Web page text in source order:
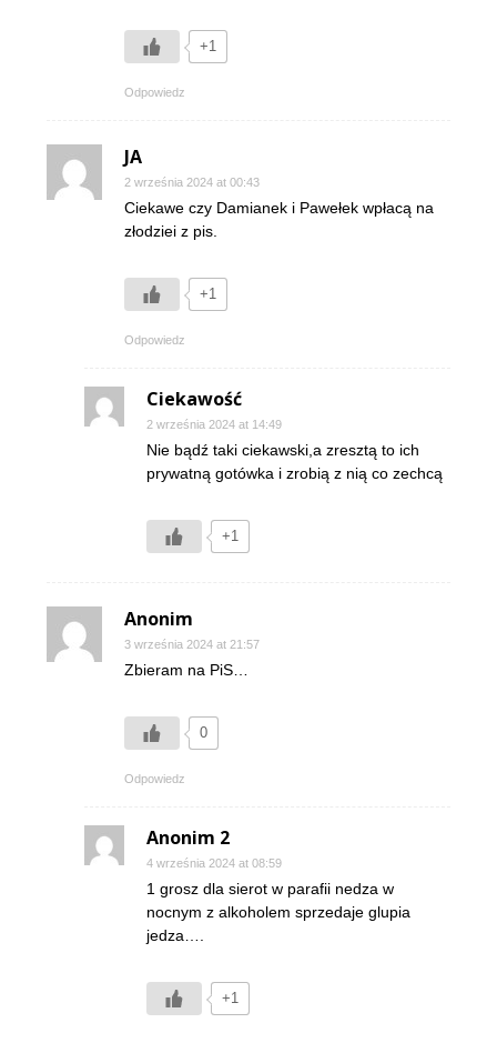
+1
Odpowiedz
JA
2 września 2024 at 00:43
Ciekawe czy Damianek i Pawełek wpłacą na
złodziei z pis.
+1
Odpowiedz
Ciekawość
2 września 2024 at 14:49
Nie bądź taki ciekawski,a zresztą to ich
prywatną gotówka i zrobią z nią co zechcą
+1
Anonim
3 września 2024 at 21:57
Zbieram na PiS…
0
Odpowiedz
Anonim 2
4 września 2024 at 08:59
1 grosz dla sierot w parafii nedza w
nocnym z alkoholem sprzedaje glupia
jedza….
+1